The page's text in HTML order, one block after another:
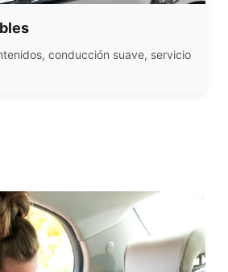
conducción suave, servicio